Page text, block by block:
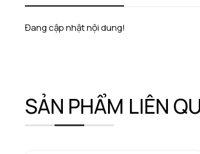
Đang cập nhật nội dung!
SẢN PHẨM LIÊN